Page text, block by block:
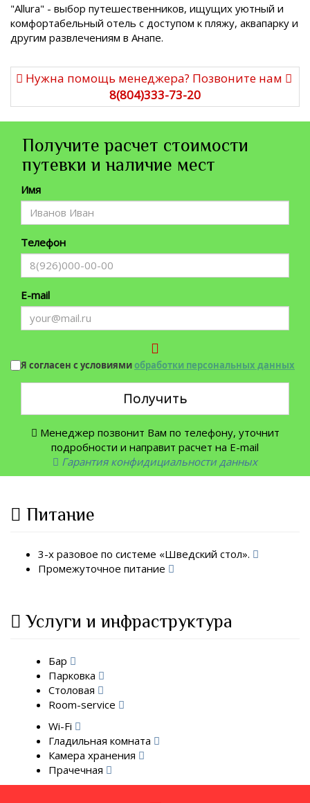
"Allura" - выбор путешественников, ищущих уютный и
комфортабельный отель с доступом к пляжу, аквапарку и
другим развлечениям в Анапе.
Нужна помощь менеджера? Позвоните нам
8(804)333-73-20
Получите расчет стоимости
путевки и наличие мест
Имя
Телефон
E-mail
Я согласен с условиямиобработки персональных данных
Получить
Менеджер позвонит Вам по телефону, уточнит
подробности и направит расчет на E-mail
Гарантия конфидициальности данных
Питание
3-х разовое по системе «Шведский стол».
Промежуточное питание
Услуги и инфраструктура
Бар
Парковка
Столовая
Room-service
Wi-Fi
Гладильная комната
Камера хранения
Прачечная